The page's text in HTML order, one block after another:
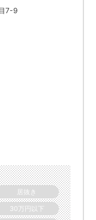
7-9
居抜き
30万円以下